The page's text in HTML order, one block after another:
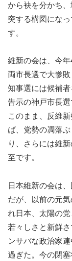
から袂を分かち
突する構図にな
す。
維新の会は、今
両市長選で大惨
知事選には候補
告示の神戸市長選
このまま、反維
ば、党勢の凋落
り、さらには維
至です。
日本維新の会は
だが、以前の元
れ日本、太陽の
若々しさと新鮮
ンサバな政治家
過ぎた。今の閉